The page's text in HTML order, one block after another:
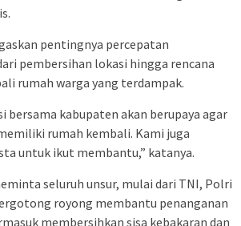
pentingnya percepatan
pembersihan lokasi hingga rencana
rumah warga yang terdampak.
bersama kabupaten akan berupaya agar
rumah kembali. Kami juga
untuk ikut membantu,” katanya.
seluruh unsur, mulai dari TNI, Polri
royong membantu penanganan
membersihkan sisa kebakaran dan